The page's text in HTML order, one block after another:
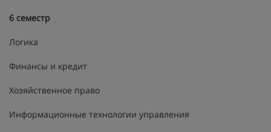
6 семестр
Логика
Финансы и кредит
Хозяйственное право
Информационные технологии управления